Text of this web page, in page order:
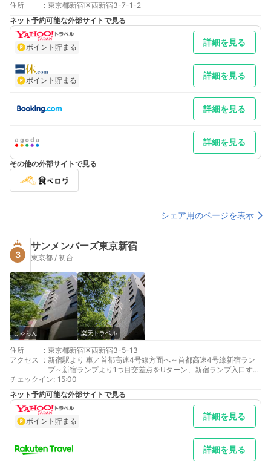
住所 : 東京都新宿区西新宿3-7-1-2
ネット予約可能な外部サイトで見る
ポイント貯まる 詳細を見る
ポイント貯まる 詳細を見る
詳細を見る
詳細を見る
その他の外部サイトで見る
シェア用のページを表示
3
サンメンバーズ東京新宿
東京都 / 初台
じゃらん 楽天トラベル
住所 : 東京都新宿区西新宿3-5-13
アクセス
: 新宿駅より 車／首都高速4号線方面へ～首都高速4号線新宿ラン
プ～新宿ランプより1つ目交差点をUターン、新宿ランプ入口すぐ
左手 車以外／ＪR新宿駅南口より甲州街道を初台方面へ徒歩約10
～12分
名古屋より 車／東名高速より東京料金所を通過、首都高速方面へ
～首都高速4号線新宿ランプ～新宿ランプより1つ目交差点をUタ
ーン、新宿ランプ入口すぐ左手 車以外／東海道新幹線東京駅経由
新宿駅下車、同上
最寄り駅２ 新宿
チェックイン: 15:00
ネット予約可能な外部サイトで見る
ポイント貯まる 詳細を見る
詳細を見る